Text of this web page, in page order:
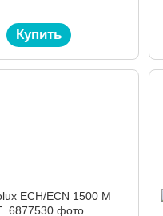
Купить